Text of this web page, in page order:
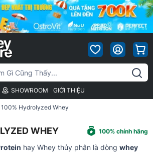
SHOWROOM GIỚI THIỆU
100% Hydrolyzed Whey
WHEY 100% chính hãng
hay Whey thủy phân là dòng whey